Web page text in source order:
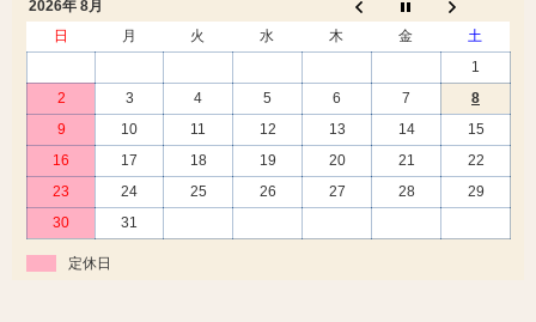
2026年 8月
日
月 火 水 木 金
土
1
2
3 4 5 6 7
8
9
10 11 12 13 14
15
16
17 18 19 20 21
22
23
24 25 26 27 28
29
30
31
定休日